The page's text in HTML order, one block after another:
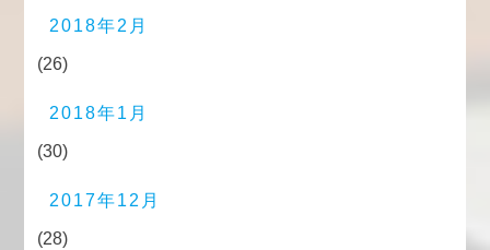
2018年2月
(26)
2018年1月
(30)
2017年12月
(28)